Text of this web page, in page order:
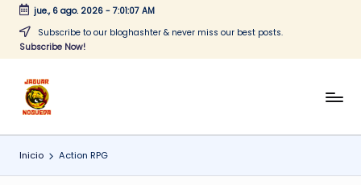
Saltar
jue., 6 ago. 2026- 7:01:07 AM
Subscribe to our bloghashter & never miss our best posts.
Subscribe Now!
J
a
g
CONTENIDO
Inicio Action RPG